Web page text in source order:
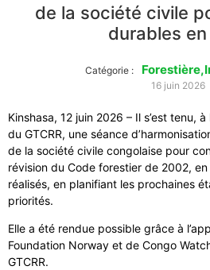
de la société civile
durables en
Catégorie : Forestière,
16 juin 2026
Kinshasa, 12 juin 2026 – Il s’est tenu,
du GTCRR, une séance
de la société civile congolaise pour
révision du Code forestier de 2002,
réalisés, en planifiant les prochaines
priorités.
Elle a été rendue possible grâce à
Foundation Norway et de Congo
GTCRR.